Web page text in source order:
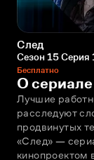
След
Сезон 15 Серия
Бесплатно
О сериале
Лучшие
расследуют
продвинутых
«След» —
кинопроектом